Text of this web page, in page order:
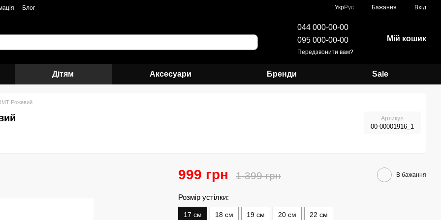
Блог УкрРус Бажання Вхід
044 000-00-00
095 000-00-00
Передзвонити вам?
Мій кошик
Дітям Аксесуари Бренди Sale
Рожевий
Артикул
00-00001916_1
999 грн 1 399 грн В бажання
Розмір устілки:
17 см 18 см 19 см 20 см 22 см